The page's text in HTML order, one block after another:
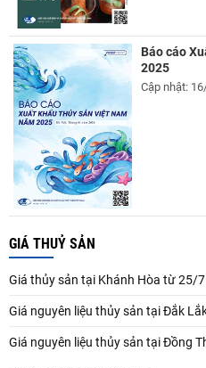
Báo cáo
2025
Cập nhật:
GIÁ THUỶ SẢN
Giá thủy sản tại Khánh Hòa từ 25/
Giá nguyên liệu thủy sản tại Đắk
Giá nguyên liệu thủy sản tại Đồng